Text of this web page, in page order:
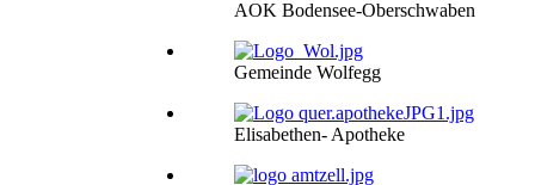
AOK Bodensee-Oberschwaben
Gemeinde Wolfegg
Elisabethen- Apotheke